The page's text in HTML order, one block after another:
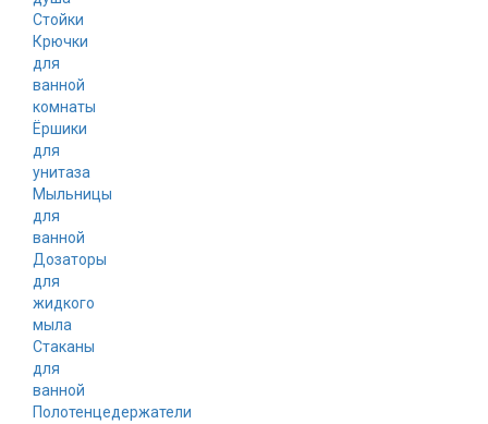
Стойки
Крючки
для
ванной
комнаты
Ёршики
для
унитаза
Мыльницы
для
ванной
Дозаторы
для
жидкого
мыла
Стаканы
для
ванной
Полотенцедержатели